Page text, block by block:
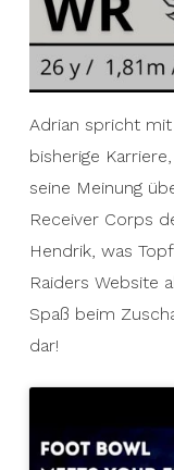
Adrian spricht
bisherige
seine Meinung
Receiver Corps
Hendrik, was
Raiders Website
Spaß beim
dar!